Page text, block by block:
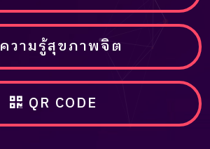
ความรู้สุขภาพจิต
QR CODE